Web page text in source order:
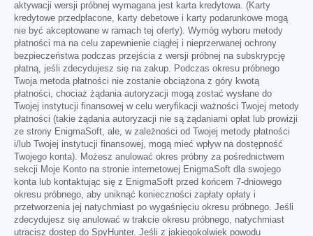
aktywacji wersji próbnej wymagana jest karta kredytowa. (Karty
kredytowe przedpłacone, karty debetowe i karty podarunkowe mogą
nie być akceptowane w ramach tej oferty). Wymóg wyboru metody
płatności ma na celu zapewnienie ciągłej i nieprzerwanej ochrony
bezpieczeństwa podczas przejścia z wersji próbnej na subskrypcję
płatną, jeśli zdecydujesz się na zakup. Podczas okresu próbnego
Twoja metoda płatności nie zostanie obciążona z góry kwotą
płatności, chociaż żądania autoryzacji mogą zostać wysłane do
Twojej instytucji finansowej w celu weryfikacji ważności Twojej metody
płatności (takie żądania autoryzacji nie są żądaniami opłat lub prowizji
ze strony EnigmaSoft, ale, w zależności od Twojej metody płatności
i/lub Twojej instytucji finansowej, mogą mieć wpływ na dostępność
Twojego konta). Możesz anulować okres próbny za pośrednictwem
sekcji Moje Konto na stronie internetowej EnigmaSoft dla swojego
konta lub kontaktując się z EnigmaSoft przed końcem 7-dniowego
okresu próbnego, aby uniknąć konieczności zapłaty opłaty i
przetworzenia jej natychmiast po wygaśnięciu okresu próbnego. Jeśli
zdecydujesz się anulować w trakcie okresu próbnego, natychmiast
utracisz dostęp do SpyHunter. Jeśli z jakiegokolwiek powodu